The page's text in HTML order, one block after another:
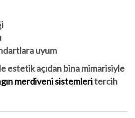
uyum
estetik açıdan bina mimarisiyle
merdiveni sistemleritercih